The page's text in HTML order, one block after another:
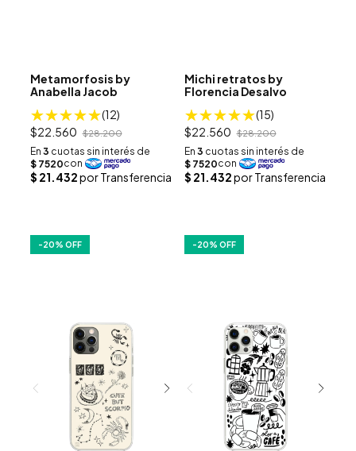
Metamorfosis by
Anabella Jacob
(12)
$22.560 $28.200
Michi retratos by
Florencia Desalvo
(15)
$22.560 $28.200
-20% OFF -20% OFF